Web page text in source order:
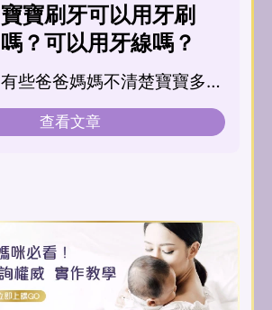
寶寶刷牙可以用牙刷
嗎？可以用牙線嗎？
有些爸爸媽媽不清楚寶寶多大
時，或是長...
查看文章